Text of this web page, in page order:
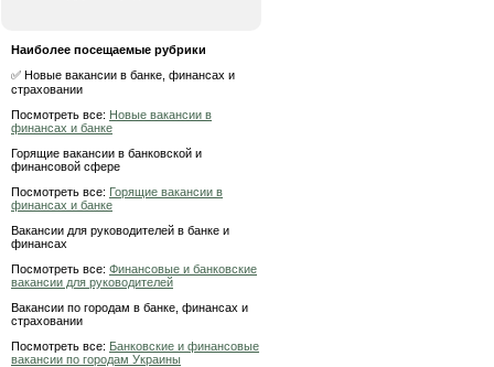
Наиболее посещаемые рубрики
✅ Новые вакансии в банке, финансах и
страховании
Посмотреть все: Новые вакансии в
финансах и банке
Горящие вакансии в банковской и
финансовой сфере
Посмотреть все: Горящие вакансии в
финансах и банке
Вакансии для руководителей в банке и
финансах
Посмотреть все: Финансовые и банковские
вакансии для руководителей
Вакансии по городам в банке, финансах и
страховании
Посмотреть все: Банковские и финансовые
вакансии по городам Украины